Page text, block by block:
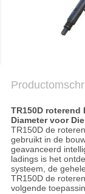
TR150D roterend
Diameter voor
TR150D de
gebruikt in de
geavanceerd
ladings is het
systeem, de
TR150D de
volgende